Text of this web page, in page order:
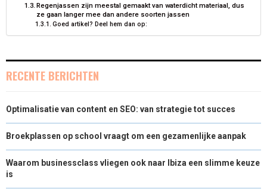
E
R
)
K S
T
Regenjassen zijn meestal gemaakt van waterdicht materiaal, dus
ze gaan langer mee dan andere soorten jassen
Goed artikel? Deel hem dan op:
RECENTE BERICHTEN
Optimalisatie van content en SEO: van strategie tot succes
Broekplassen op school vraagt om een gezamenlijke aanpak
Waarom businessclass vliegen ook naar Ibiza een slimme keuze
is